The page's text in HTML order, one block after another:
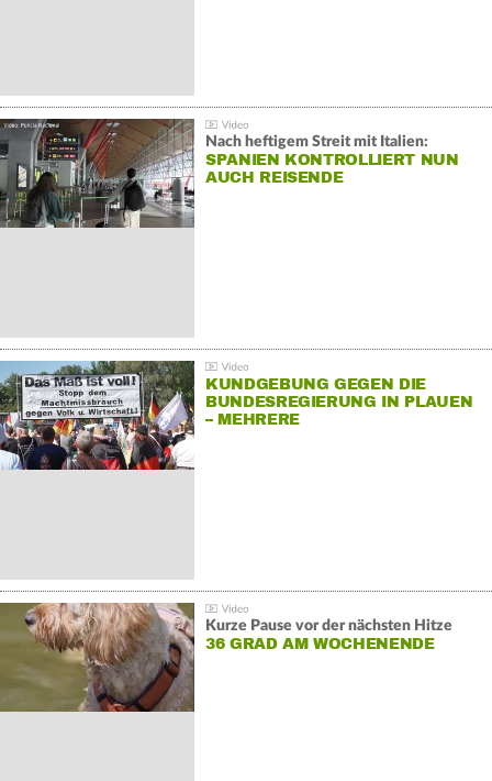
Nach heftigem Streit mit Italien:
SPANIEN KONTROLLIERT NUN
AUCH REISENDE
KUNDGEBUNG GEGEN DIE
BUNDESREGIERUNG IN PLAUEN
– MEHRERE
Kurze Pause vor der nächsten Hitze
36 GRAD AM WOCHENENDE